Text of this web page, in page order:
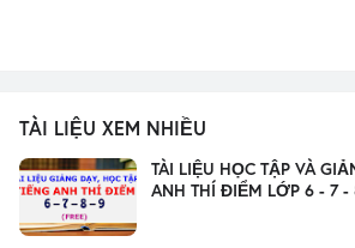
TÀI LIỆU XEM NHIỀU
TÀI LIỆU HỌC TẬP VÀ
ANH THÍ ĐIỂM LỚP 6 - 7 -